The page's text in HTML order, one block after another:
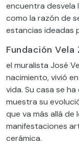
encuentra desvela
como la razón de
estancias ideadas
Fundación Vela
el muralista José
nacimiento, vivió
vida. Su casa se
muestra su
que va más allá
manifestaciones
cerámica.